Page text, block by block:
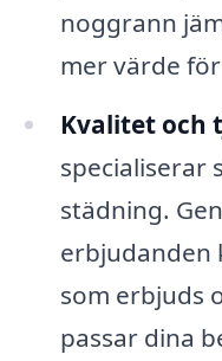
noggrann
mer värde
Kvalitet och
specialiserar
städning.
erbjudanden
som erbjuds
passar dina